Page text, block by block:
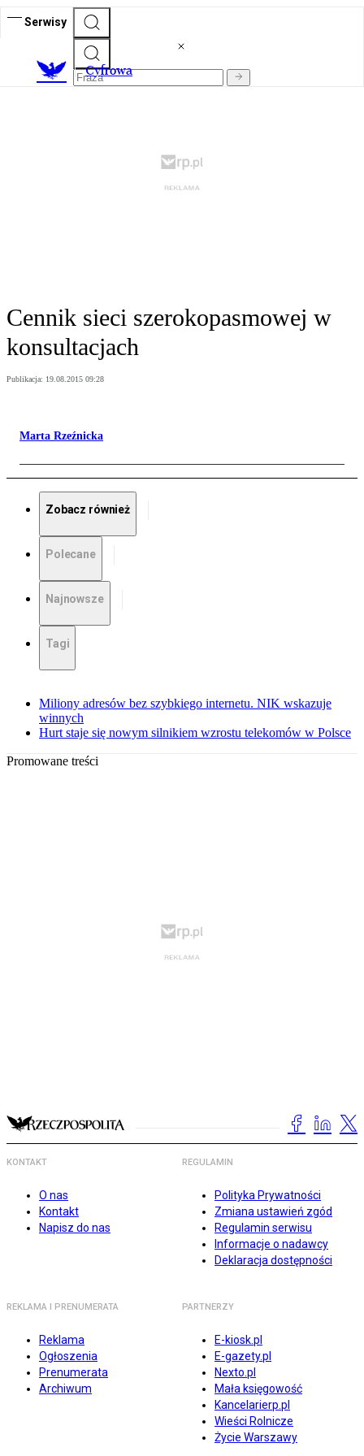
Serwisy
Cyfrowa
Cennik sieci szerokopasmowej w
konsultacjach
Publikacja: 19.08.2015 09:28
Marta Rzeźnicka
Zobacz również
Polecane
Najnowsze
Tagi
Miliony adresów bez szybkiego internetu. NIK wskazuje
winnych
Hurt staje się nowym silnikiem wzrostu telekomów w Polsce
Promowane treści
KONTAKT
O nas
Kontakt
Napisz do nas
REGULAMIN
Polityka Prywatności
Zmiana ustawień zgód
Regulamin serwisu
Informacje o nadawcy
Deklaracja dostępności
REKLAMA I PRENUMERATA
Reklama
Ogłoszenia
Prenumerata
Archiwum
PARTNERZY
E-kiosk.pl
E-gazety.pl
Nexto.pl
Mała księgowość
Kancelarierp.pl
Wieści Rolnicze
Życie Warszawy